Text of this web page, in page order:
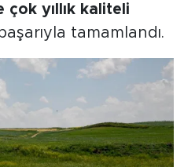
yıllık kaliteli
başarıyla tamamlandı.